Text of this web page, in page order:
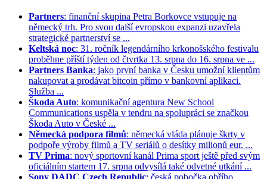
Partners: finanční skupina Petra Borkovce vstupuje na
německý trh. Pro svou další evropskou expanzi uzavřela
strategické partnerství se ...
Keltská noc: 31. ročník legendárního krkonošského festivalu
proběhne příští týden od čtvrtka 13. srpna do 16. srpna ve ...
Partners Banka: jako první banka v Česku umožní klientům
nakupovat a prodávat bitcoin přímo v bankovní aplikaci.
Služba ...
Škoda Auto: komunikační agentura New School
Communications uspěla v tendru na spolupráci se značkou
Škoda Auto v České ...
Německá podpora filmů: německá vláda plánuje škrty v
podpoře výroby filmů a TV seriálů o desítky milionů eur. ...
TV Prima: nový sportovní kanál Prima sport ještě před svým
oficiálním startem 17. srpna odvysílá také odvetné utkání ...